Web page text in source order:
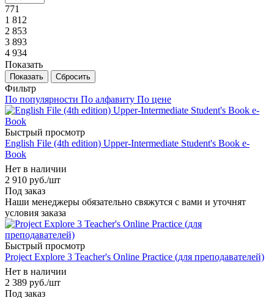
771
1 812
2 853
3 893
4 934
Показать
Сбросить
Фильтр
По популярности По алфавиту По цене
Быстрый просмотр
English File (4th edition) Upper-Intermediate Student's Book e-
Book
Нет в наличии
2 910 руб./шт
Под заказ
Наши менеджеры обязательно свяжутся с вами и уточнят
условия заказа
Быстрый просмотр
Project Explore 3 Teacher's Online Practice (для преподавателей)
Нет в наличии
2 389 руб./шт
Под заказ